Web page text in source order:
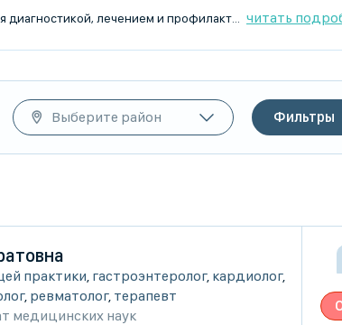
системными заболеваниями, предотвращает прогрессирование воспалительных процессов и разрабатывает стратегии терапии для улучшения качества жизни. читать
Выберите район Фильтры
практики, гастроэнтеролог, кардиолог,
, ревматолог, терапевт
медицинских наук